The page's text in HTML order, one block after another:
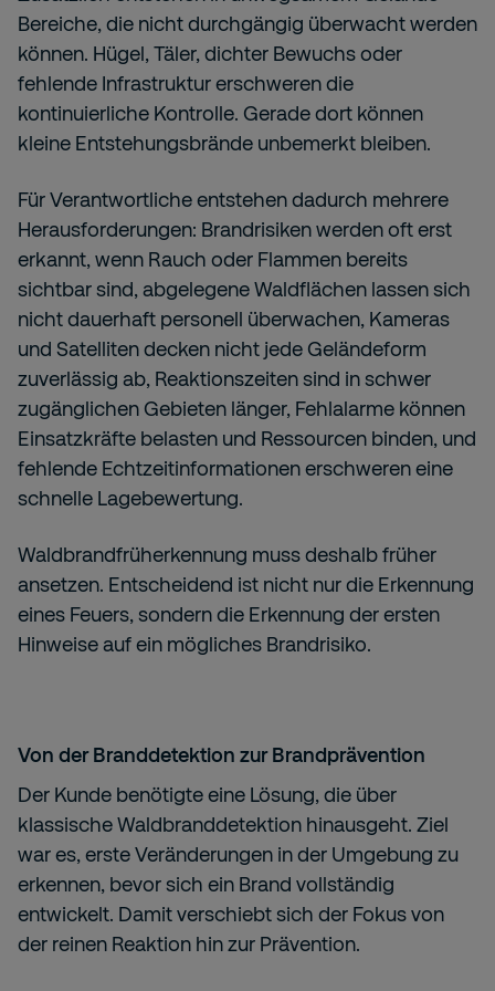
Bereiche, die nicht durchgängig überwacht werden
können. Hügel, Täler, dichter Bewuchs oder
fehlende Infrastruktur erschweren die
kontinuierliche Kontrolle. Gerade dort können
kleine Entstehungsbrände unbemerkt bleiben.
Für Verantwortliche entstehen dadurch mehrere
Herausforderungen: Brandrisiken werden oft erst
erkannt, wenn Rauch oder Flammen bereits
sichtbar sind, abgelegene Waldflächen lassen sich
nicht dauerhaft personell überwachen, Kameras
und Satelliten decken nicht jede Geländeform
zuverlässig ab, Reaktionszeiten sind in schwer
zugänglichen Gebieten länger, Fehlalarme können
Einsatzkräfte belasten und Ressourcen binden, und
fehlende Echtzeitinformationen erschweren eine
schnelle Lagebewertung.
Waldbrandfrüherkennung muss deshalb früher
ansetzen. Entscheidend ist nicht nur die Erkennung
eines Feuers, sondern die Erkennung der ersten
Hinweise auf ein mögliches Brandrisiko.
Von der Branddetektion zur Brandprävention
Der Kunde benötigte eine Lösung, die über
klassische Waldbranddetektion hinausgeht. Ziel
war es, erste Veränderungen in der Umgebung zu
erkennen, bevor sich ein Brand vollständig
entwickelt. Damit verschiebt sich der Fokus von
der reinen Reaktion hin zur Prävention.